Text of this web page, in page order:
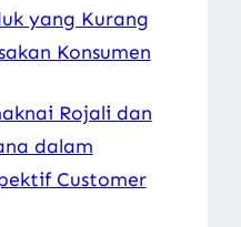
yang Kurang
Konsumen
Rojali dan
dalam
Customer